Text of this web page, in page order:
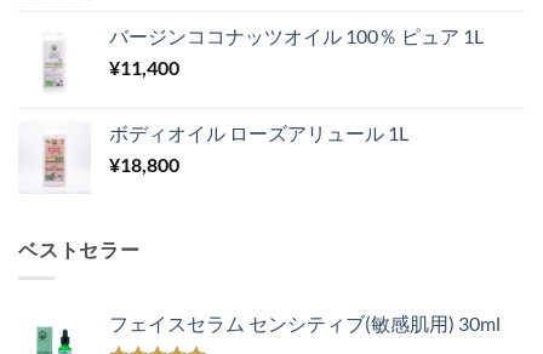
バージンココナッツオイル 100％ ピュア 1L
¥11,400
ボディオイル ローズアリュール 1L
¥18,800
ベストセラー
フェイスセラム センシティブ(敏感肌用) 30ml